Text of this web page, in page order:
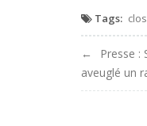
Tags:
de
Presse :
aveuglé un